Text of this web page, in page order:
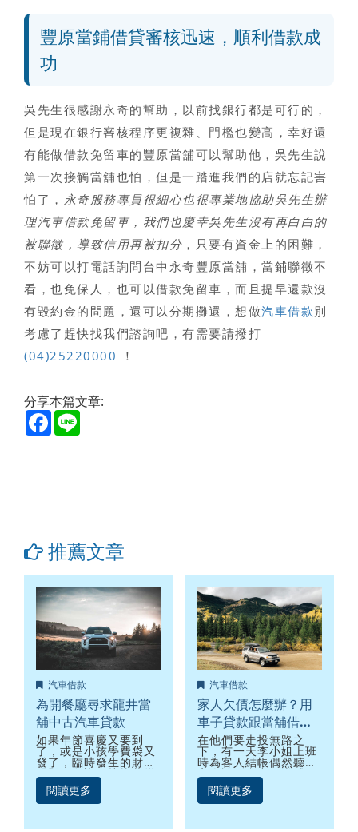
豐原當鋪借貸審核迅速，順利借款成
功
吳先生很感謝永奇的幫助，以前找銀行都是可行的，
但是現在銀行審核程序更複雜、門檻也變高，幸好還
有能做借款免留車的豐原當舖可以幫助他，吳先生說
第一次接觸當舖也怕，但是一踏進我們的店就忘記害
怕了， 永奇服務專員很細心也很專業地協助吳先生辦
理汽車借款免留車，我們也慶幸吳先生沒有再白白的
被聯徵，導致信用再被扣分 ，只要有資金上的困難，
不妨可以打電話詢問台中永奇豐原當舖， 當鋪聯徵不
看，也免保人，也可以借款免留車 ，而且提早還款沒
有毀約金的問題，還可以分期攤還，想做汽車借款別
考慮了趕快找我們諮詢吧，有需要請撥打
(04)25220000
！
分享本篇文章:
Facebook
推薦文章
汽車借款
為開餐廳尋求龍井當
舖中古汽車貸款
如果年節喜慶又要到
了，或是小孩學費袋又
發了，臨時發生的財務
問題，歡迎尋找龍井當
鋪進行評估，我們由各
種方案包含中古汽車貸
款、汽車貸款免留車方
閱讀更多
汽車借款
家人欠債怎麼辦？用
車子貸款跟當舖借錢
案例分享
在他們要走投無路之
下，有一天李小姐上班
時為客人結帳偶然聽到
客人談到台中跟當鋪借
錢可以選擇貸款車借款
的方案，還不斷讚美當
鋪汽車借款之專業又有
閱讀更多